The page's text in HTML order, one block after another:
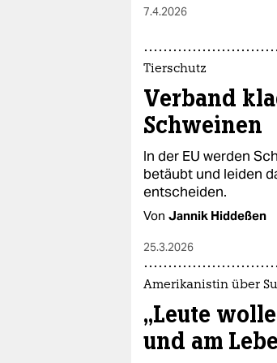
7.4.2026
Tierschutz
Verband
Schweinen
In der EU werden
betäubt und leiden
entscheiden.
Von Jannik Hiddeßen
25.3.2026
Amerikanistin über
„Leute
und am